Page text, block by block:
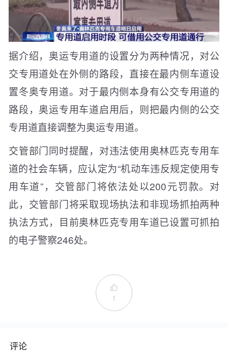
据介绍，奥运专用道的设置分为两种情况，对公
交专用道处在外侧的路段，直接在最内侧车道设
置冬奥专用道。对于最内侧本身有公交专用道的
路段，奥运专用车道启用后，则把最内侧的公交
专用道直接调整为奥运专用道。
交管部门同时提醒，对违法使用奥林匹克专用车
道的社会车辆，应认定为“机动车违反规定使用专
用车道”，交管部门将依法处以200元罚款。对
此，交管部门将采取现场执法和非现场抓拍两种
执法方式，目前奥林匹克专用车道已设置可抓拍
的电子警察246处。

1
评论